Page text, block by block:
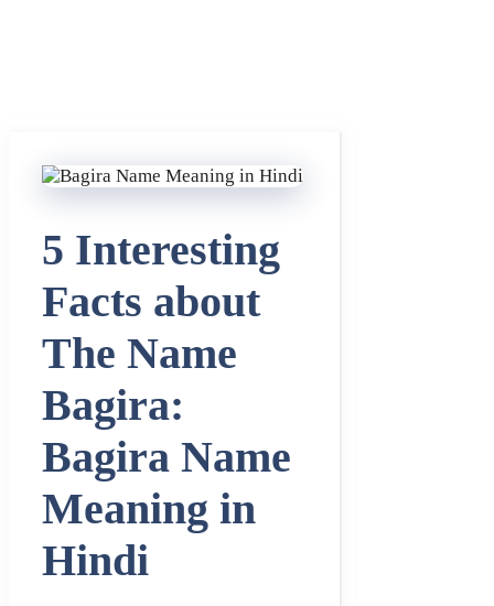
5 Interesting
Facts about
The Name
Bagira:
Bagira Name
Meaning in
Hindi